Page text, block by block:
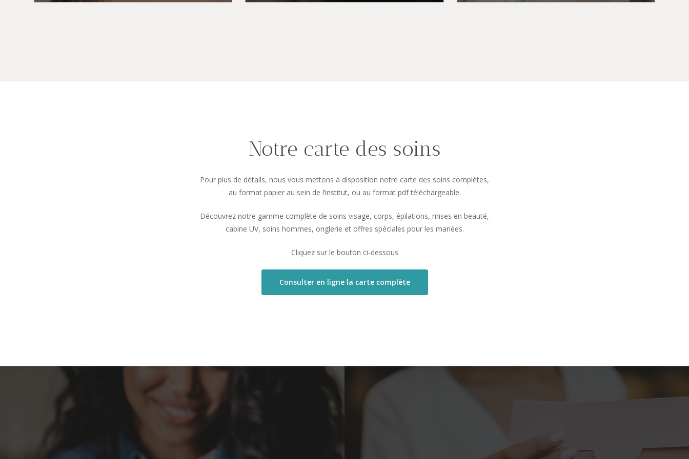
Notre carte des soins
Pour plus de détails, nous vous mettons à disposition notre carte des soins complètes,
au format papier au sein de l’institut, ou au format pdf téléchargeable.
Découvrez notre gamme complète de soins visage, corps, épilations, mises en beauté,
cabine UV, soins hommes, onglerie et offres spéciales pour les mariées.
Cliquez sur le bouton ci-dessous
Consulter en ligne la carte complète